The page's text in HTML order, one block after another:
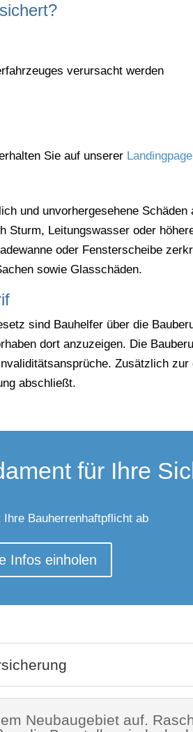
verursacht werden
Sie auf unserer
und unvorhergesehene
Sturm, Leitungswasser oder
oder Fensterscheibe
sowie Glasschäden.
sind Bauhelfer über die
dort anzuzeigen. Die
Zusätzlich
abschließt.
für Ihre
Bauherrenhaftpflicht ab
Infos einholen
Neubaugebiet auf.